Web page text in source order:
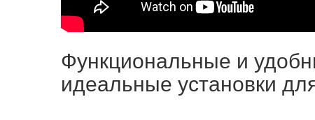
Функциональные и
идеальные установки